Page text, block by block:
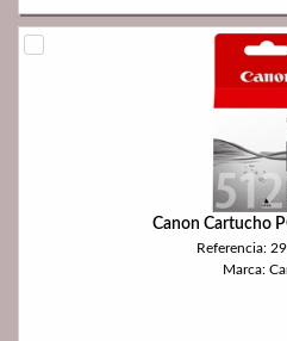
Canon Cartucho
Referencia:
Marca: